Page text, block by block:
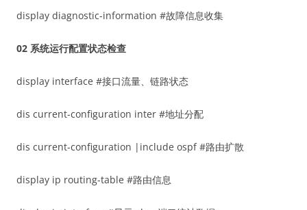
display diagnostic-information #故障信息收集
02 系统运行配置状态检查
display interface #接口流量、链路状态
dis current-configuration inter #地址分配
dis current-configuration |include ospf #路由扩散
display ip routing-table #路由信息